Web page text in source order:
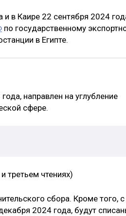
в Каире 22 сентября 2024
по государственному
в Египте.
направлен на углубление
сфере.
третьем чтениях)
сбора. Кроме того,
2024 года, будут